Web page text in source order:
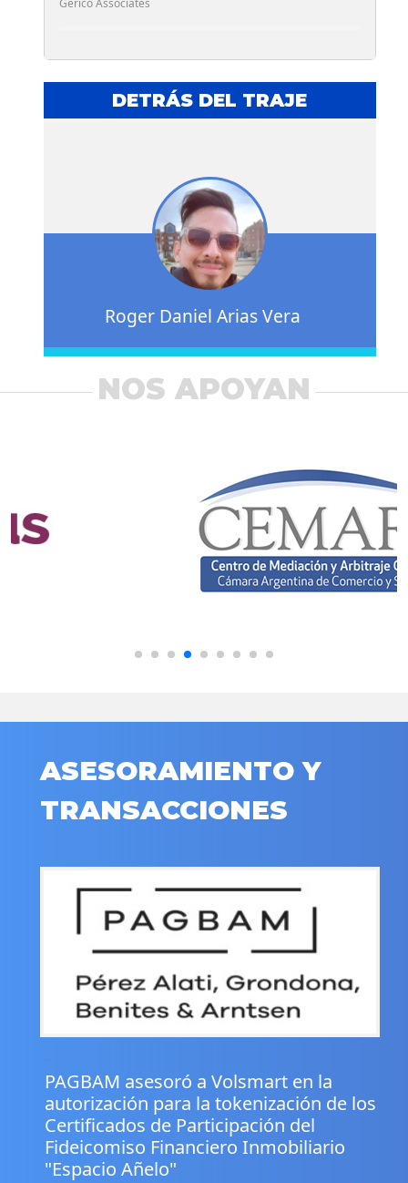
DETRÁS DEL TRAJE
Roger Daniel Arias Vera
NOS APOYAN
ASESORAMIENTO Y
TRANSACCIONES
PAGBAM asesoró a Volsmart en la
autorización para la tokenización de los
Certificados de Participación del
Fideicomiso Financiero Inmobiliario
"Espacio Añelo"